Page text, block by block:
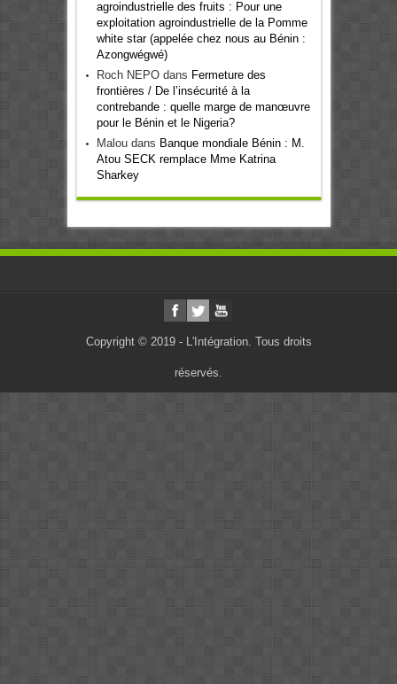
agroindustrielle des fruits : Pour une
exploitation agroindustrielle de la Pomme
white star (appelée chez nous au Bénin :
Azongwégwé)
Roch NEPOdans Fermeture des
frontières / De l’insécurité à la
contrebande : quelle marge de manœuvre
pour le Bénin et le Nigeria?
Maloudans Banque mondiale Bénin : M.
Atou SECK remplace Mme Katrina
Sharkey
Copyright © 2019 - L'Intégration. Tous droits
réservés.